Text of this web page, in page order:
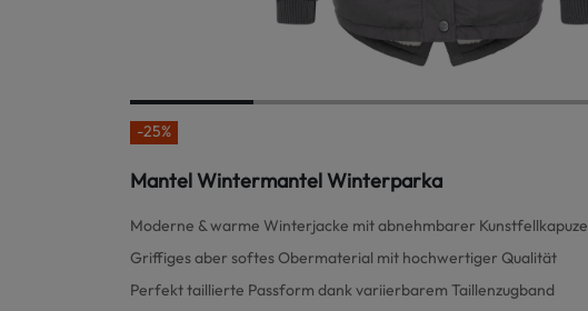
-25%
Mantel Wintermantel Winterparka
Moderne & warme Winterjacke mit abnehmbarer Kunstfellkapuze
Griffiges aber softes Obermaterial mit hochwertiger Qualität
Perfekt taillierte Passform dank variierbarem Taillenzugband